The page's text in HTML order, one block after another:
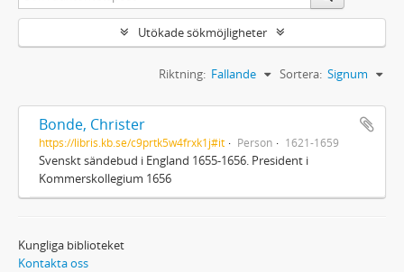
Utökade sökmöjligheter
Sortera: Signum
Riktning: Fallande
Bonde, Christer
https://libris.kb.se/c9prtk5w4frxk1j#it Person 1621-1659
Svenskt sändebud i England 1655-1656. President i
Kommerskollegium 1656
Kungliga biblioteket
Kontakta oss